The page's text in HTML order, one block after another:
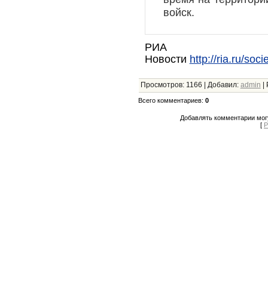
войск.
РИА
Новости http://ria.ru/
Просмотров: 1166 | Добавил: admin |
Всего комментариев: 0
Добавлять комментарии
[